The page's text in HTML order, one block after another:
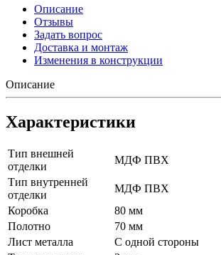
Описание
Отзывы
Задать вопрос
Доставка и монтаж
Изменения в конструкции
Описание
Характеристики
Тип внешней
отделки
МДФ ПВХ
Тип внутренней
отделки
МДФ ПВХ
Коробка
80 мм
Полотно
70 мм
Лист металла
С одной стороны